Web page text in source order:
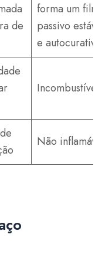
de
forma um filme
passivo estável
e autocurativo
Incombustível
Não inflamável